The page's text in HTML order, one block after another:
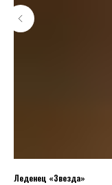
Леденец «Звезда»